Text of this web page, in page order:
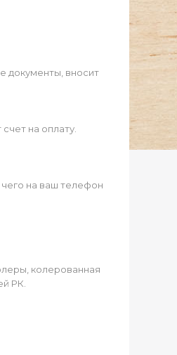
документы, вносит
на оплату.
на ваш телефон
колерованная
РК.